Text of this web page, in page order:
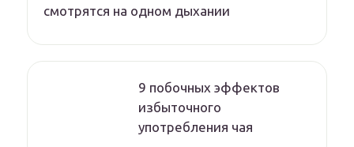
смотрятся на одном дыхании
9 побочных эффектов
избыточного
употребления чая